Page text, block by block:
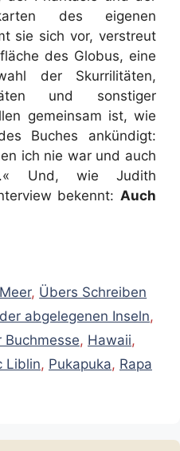
des eigenen
sie sich vor, verstreut
des Globus, eine
der Skurrilitäten,
und sonstiger
gemeinsam ist, wie
Buches ankündigt:
ich nie war und auch
Und, wie Judith
bekennt: Auch
, Übers Schreiben
abgelegenen Inseln,
Buchmesse, Hawaii,
Liblin, Pukapuka, Rapa